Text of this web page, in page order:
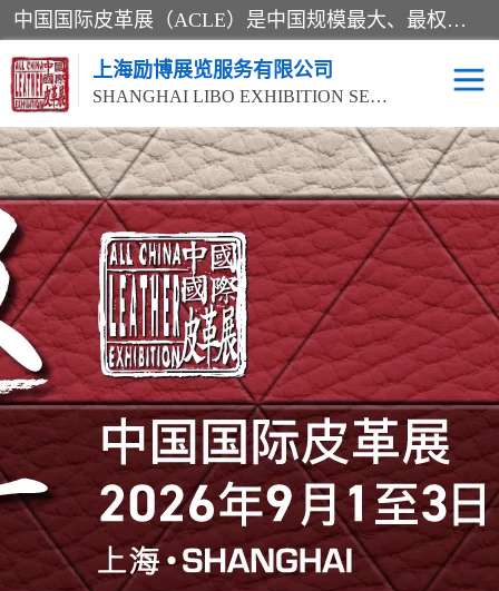
中国国际皮革展（ACLE）是中国规模最大、最权威的国际皮革盛会，自创办以来一直由中国皮革协会（CLIA）和亚太区皮革展有限公司（APLF）共同举办
上海励博展览服务有限公司
SHANGHAI LIBO EXHIBITION SERVICE CO.,LTD
2026中国国际皮革展
ACLE
2026上海皮革机械展
2026上海合成革展会 2026中国国际皮革展
2026中国国际皮革展
ACLE
2026中国国际皮革展